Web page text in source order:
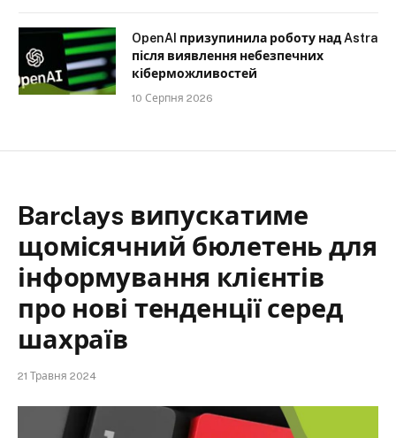
OpenAI призупинила роботу над Astra
після виявлення небезпечних
кіберможливостей
10 Серпня 2026
Barclays випускатиме
щомісячний бюлетень для
інформування клієнтів
про нові тенденції серед
шахраїв
21 Травня 2024